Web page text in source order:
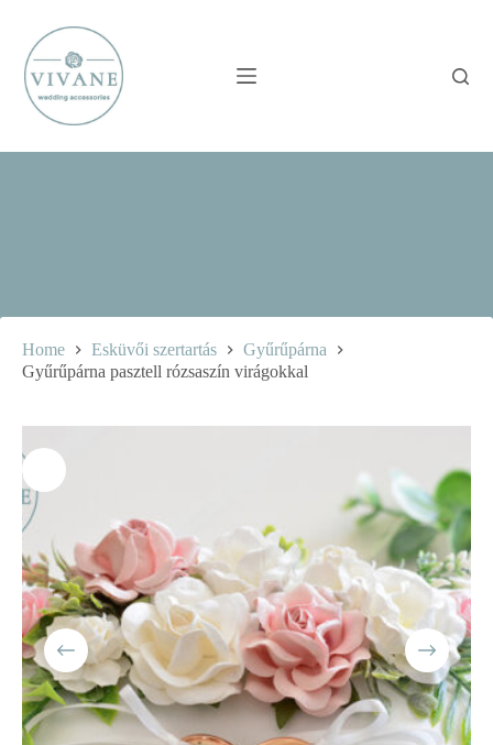
content
Home Esküvői szertartás
Gyűrűpárna
Gyűrűpárna pasztell rózsaszín virágokkal